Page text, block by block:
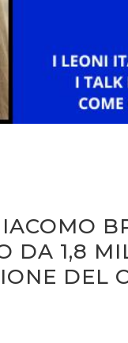
DA 1,8
DEL